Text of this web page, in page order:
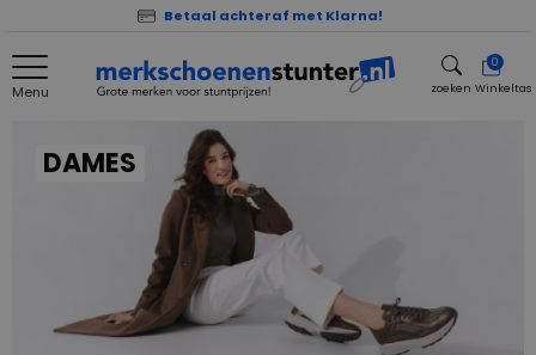
Betaal achteraf met Klarna!
Menu zoeken
0
Winkeltas
DAMES